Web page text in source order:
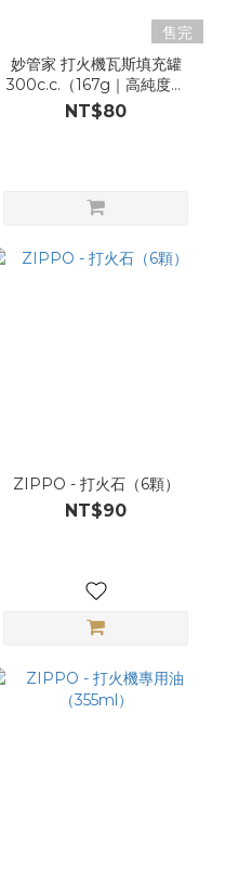
售完
妙管家 打火機瓦斯填充罐
300c.c.（167g｜高純度丁
烷｜多用途）
NT$80
ZIPPO - 打火石（6顆）
NT$90